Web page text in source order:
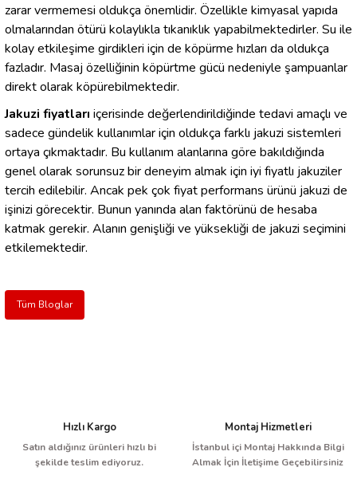
zarar vermemesi oldukça önemlidir. Özellikle kimyasal yapıda
olmalarından ötürü kolaylıkla tıkanıklık yapabilmektedirler. Su ile
kolay etkileşime girdikleri için de köpürme hızları da oldukça
fazladır. Masaj özelliğinin köpürtme gücü nedeniyle şampuanlar
direkt olarak köpürebilmektedir.
Jakuzi fiyatları içerisinde değerlendirildiğinde tedavi amaçlı ve
sadece gündelik kullanımlar için oldukça farklı jakuzi sistemleri
ortaya çıkmaktadır. Bu kullanım alanlarına göre bakıldığında
genel olarak sorunsuz bir deneyim almak için iyi fiyatlı jakuziler
tercih edilebilir. Ancak pek çok fiyat performans ürünü jakuzi de
işinizi görecektir. Bunun yanında alan faktörünü de hesaba
katmak gerekir. Alanın genişliği ve yüksekliği de jakuzi seçimini
etkilemektedir.
Tüm Bloglar
Hızlı Kargo
Satın aldığınız ürünleri hızlı bi
şekilde teslim ediyoruz.
Montaj Hizmetleri
İstanbul içi Montaj Hakkında Bilgi
Almak İçin İletişime Geçebilirsiniz